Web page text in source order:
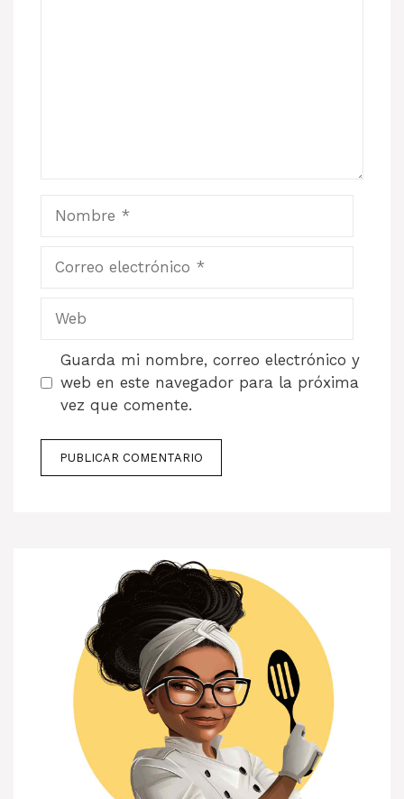
electrónico
Guarda mi nombre, correo electrónico y
web en este navegador para la próxima
vez que comente.